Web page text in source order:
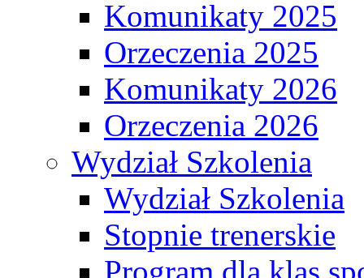
Komunikaty 2025
Orzeczenia 2025
Komunikaty 2026
Orzeczenia 2026
Wydział Szkolenia
Wydział Szkolenia
Stopnie trenerskie
Program dla klas